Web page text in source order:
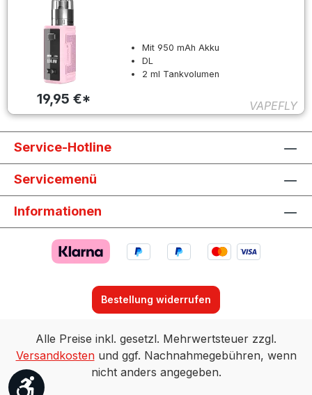
19,95 €*
Mit 950 mAh Akku
DL
2 ml Tankvolumen
VAPEFLY
Service-Hotline
Servicemenü
Informationen
Bestellung widerrufen
Alle Preise inkl. gesetzl. Mehrwertsteuer zzgl.
Versandkostenund ggf. Nachnahmegebühren, wenn
nicht anders angegeben.
Werkzeugleiste anzeigen